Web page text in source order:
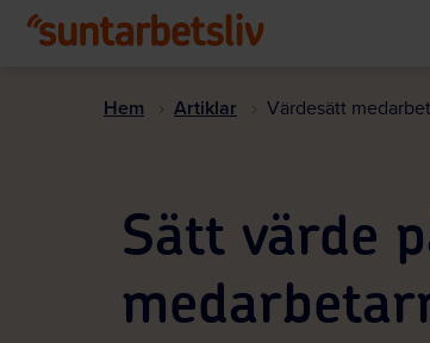
Hem Artiklar Värdesätt
Sätt värde